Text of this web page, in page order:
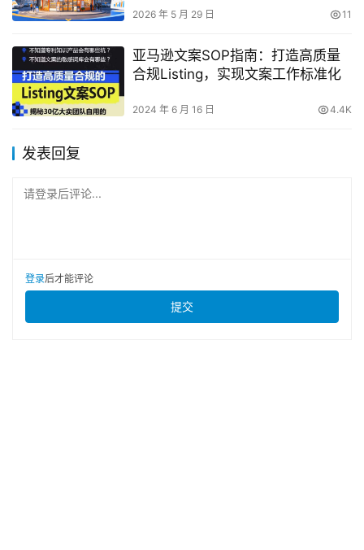
2026 年 5 月 29 日 11
亚马逊文案SOP指南：打造高质量
合规Listing，实现文案工作标准化
2024 年 6 月 16 日 4.4K
发表回复
请登录后评论...
登录后才能评论
提交